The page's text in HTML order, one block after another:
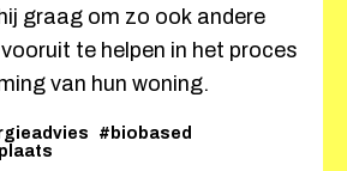
graag om zo ook andere
te helpen in het proces
van hun woning.
#biobased